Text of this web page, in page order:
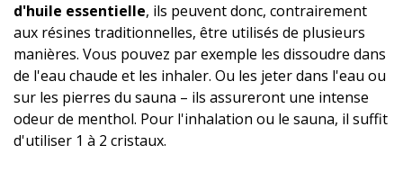
d'huile essentielle, ils peuvent donc, contrairement
aux résines traditionnelles, être utilisés de plusieurs
manières. Vous pouvez par exemple les dissoudre dans
de l'eau chaude et les inhaler. Ou les jeter dans l'eau ou
sur les pierres du sauna – ils assureront une intense
odeur de menthol. Pour l'inhalation ou le sauna, il suffit
d'utiliser 1 à 2 cristaux.